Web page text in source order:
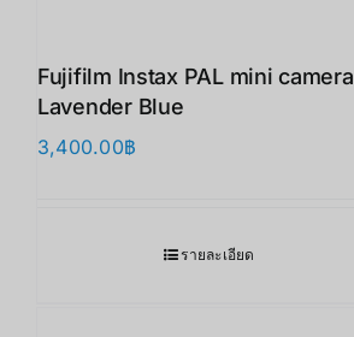
Fujifilm Instax PAL mini camera
Lavender Blue
3,400.00฿
รายละเอียด